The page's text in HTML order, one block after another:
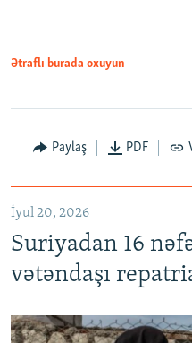
Auto
Ətraflı burada oxuyun
Paylaş PDF
İyul 20, 2026
Suriyadan 16
vətəndaşı